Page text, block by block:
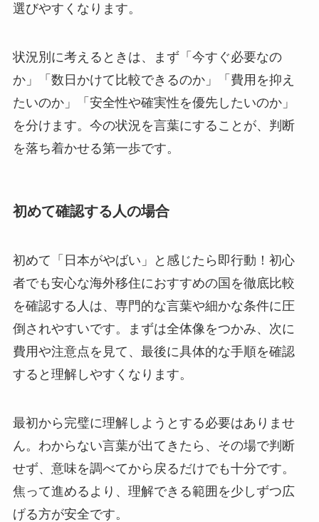
選びやすくなります。
状況別に考えるときは、まず「今すぐ必要なの
か」「数日かけて比較できるのか」「費用を抑え
たいのか」「安全性や確実性を優先したいのか」
を分けます。 今の状況を言葉にすること が、判断
を落ち着かせる第一歩です。
初めて確認する人の場合
初めて「日本がやばい」と感じたら即行動！初心
者でも安心な海外移住におすすめの国を徹底比較
を確認する人は、専門的な言葉や細かな条件に圧
倒されやすいです。まずは全体像をつかみ、次に
費用や注意点を見て、最後に具体的な手順を確認
すると理解しやすくなります。
最初から完璧に理解しようとする必要はありませ
ん。わからない言葉が出てきたら、その場で判断
せず、意味を調べてから戻るだけでも十分です。
焦って進めるより、理解できる範囲を少しずつ広
げる方が安全です。